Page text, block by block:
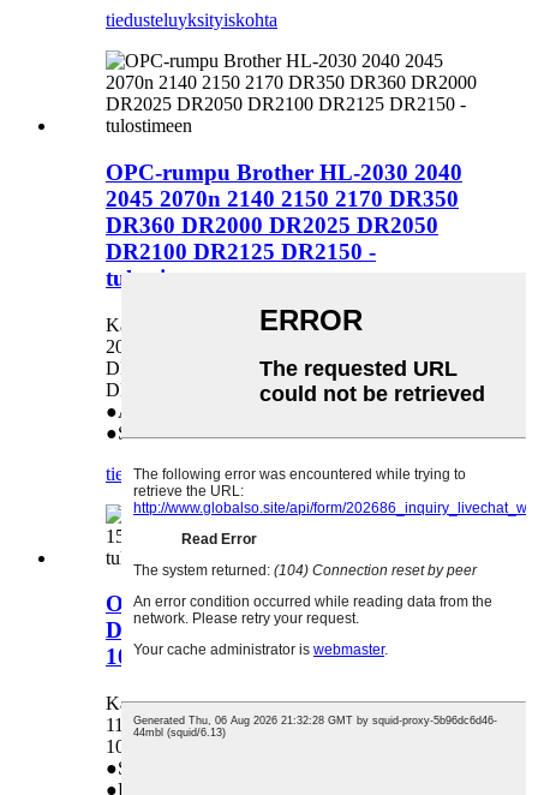
tiedusteluyksityiskohta
OPC-rumpu Brother HL-2030 2040
2045 2070n 2140 2150 2170 DR350
DR360 DR2000 DR2025 DR2050
DR2100 DR2125 DR2150 -
tulostimeen
Käytetään seuraavissa malleissa: Brother HL-
2030 2040 2045 2070n 2140 2150 2170 DR350
DR360 DR2000 DR2025 DR2050 DR2100
DR2125 DR2150
●Alkuperäinen
●Suoramyynti tehtaalta
tiedusteluyksityiskohta
OPC-rumpu Brother HL-1110 1111
DCP-1510 1511 MFC-1810 Dr-1035
1000 TN1070 -tulostimeen
Käytetään seuraavissa malleissa: Brother HL-
1110 1111 DCP-1510 1511 MFC-1810 Dr-1035
1000 TN1070
●Suoramyynti tehtaalta
●Laadun takuu: 18 kuukautta